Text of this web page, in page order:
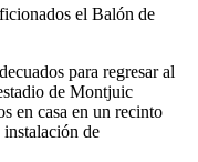
el Balón de
para regresar al
de Montjuic
en casa en un recinto
instalación de